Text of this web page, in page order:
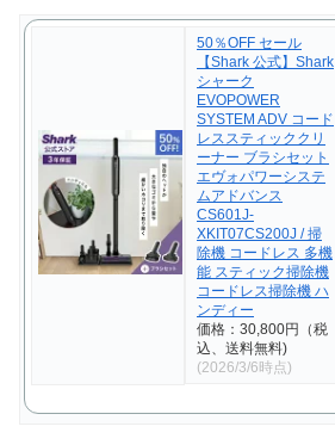
50％OFF セール
【Shark 公式】Shark
シャーク
EVOPOWER
SYSTEM ADV コード
レススティッククリ
ーナー ブラシセット
エヴォパワーシステ
ムアドバンス
CS601J-
XKIT07CS200J / 掃
除機 コードレス 多機
能 スティック掃除機
コードレス掃除機 ハ
ンディー
価格：30,800円（税
込、送料無料)
(2026/3/6時点)